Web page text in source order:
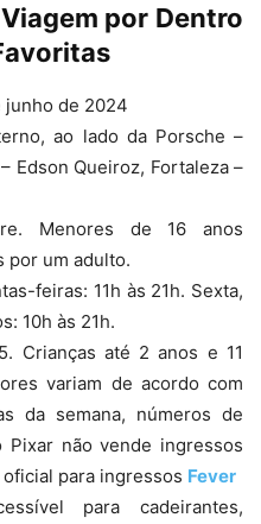
por Dentro
junho de 2024
ao lado da Porsche –
Edson Queiroz, Fortaleza –
Menores de 16 anos
por um adulto.
feiras: 11h às 21h. Sexta,
10h às 21h.
Crianças até 2 anos e 11
variam de acordo com
da semana, números de
não vende ingressos
para ingressos Fever
para cadeirantes,